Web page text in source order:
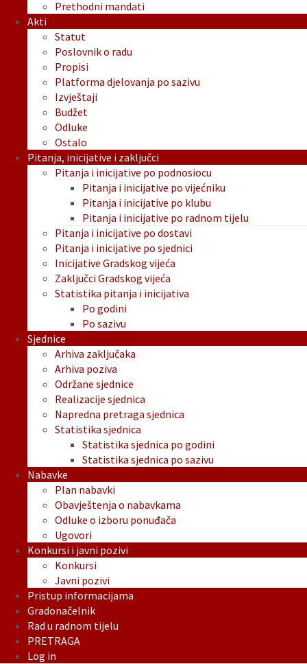
Prethodni mandati
Akti
Statut
Poslovnik o radu
Propisi
Platforma djelovanja po sazivu
Izvještaji
Budžet
Odluke
Ostalo
Pitanja, inicijative i zaključci
Pitanja i inicijative po podnosiocu
Pitanja i inicijative po vijećniku
Pitanja i inicijative po klubu
Pitanja i inicijative po radnom tijelu
Pitanja i inicijative po dostavi
Pitanja i inicijative po sjednici
Inicijative Gradskog vijeća
Zaključci Gradskog vijeća
Statistika pitanja i inicijativa
Po godini
Po sazivu
Sjednice
Arhiva zaključaka
Arhiva poziva
Održane sjednice
Realizacije sjednica
Napredna pretraga sjednica
Statistika sjednica
Statistika sjednica po godini
Statistika sjednica po sazivu
Nabavke
Plan nabavki
Obavještenja o nabavkama
Odluke o izboru ponuđača
Ugovori
Konkursi i javni pozivi
Konkursi
Javni pozivi
Pristup informacijama
Gradonačelnik
Rad u radnom tijelu
PRETRAGA
Log in